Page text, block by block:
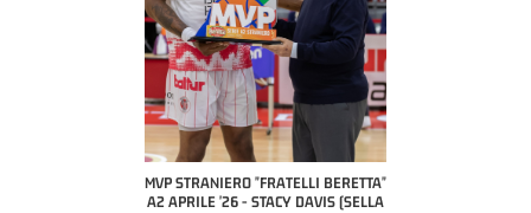
MVP STRANIERO "FRATELLI BERETTA"
A2 APRILE '26 - STACY DAVIS (SELLA
MVP "FRATELLI BERETTA"
DILAS B NAZIONALE APRILE